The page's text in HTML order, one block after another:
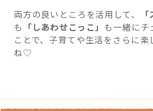
両方の良いところを活用して、
も 「しあわせこっこ」 も一緒にチ
ことで、子育てや生活をさらに楽
ね♡